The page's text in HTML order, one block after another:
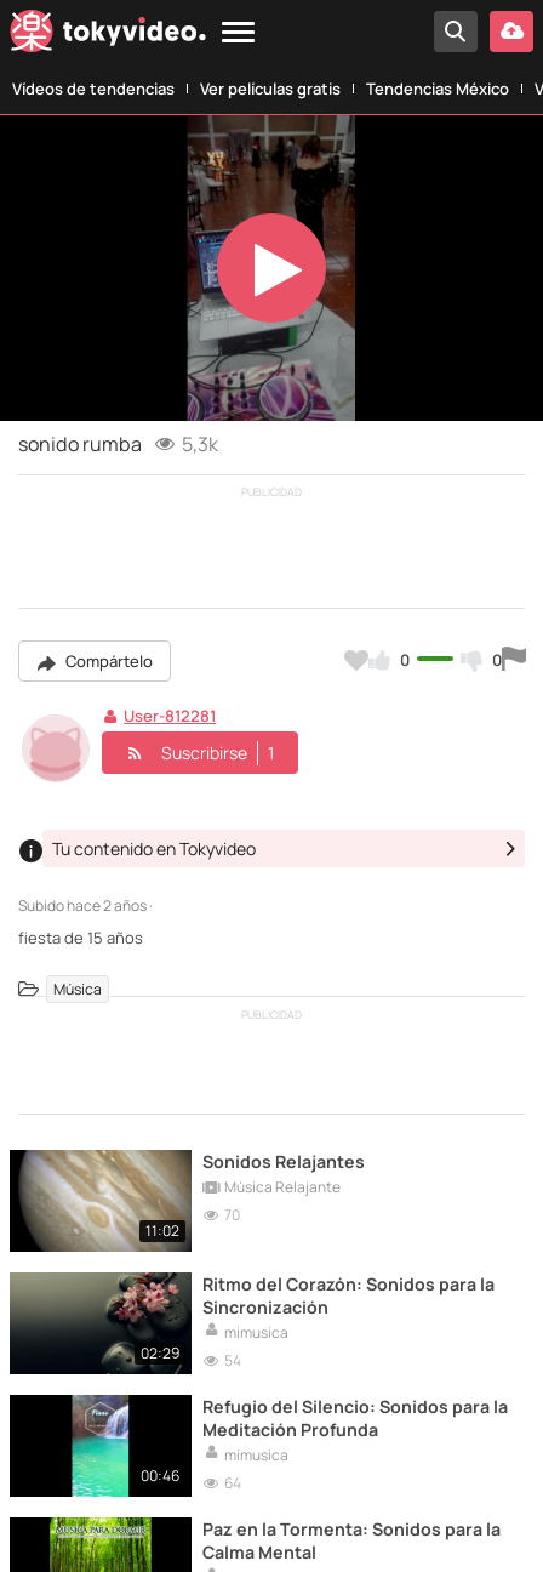
Vídeos de tendencias Ver películas gratis Tendencias México
Play
Video
sonido rumba 5,3k
PUBLICIDAD
Compártelo 0 0
User-812281
Suscribirse 1
Subidohace 2 años ·
Tu contenido en Tokyvideo
fiesta de 15 años
Música
PUBLICIDAD
11:02
Sonidos Relajantes
Música Relajante
70
02:29
Ritmo del Corazón: Sonidos para la
Sincronización
mimusica
54
00:46
Refugio del Silencio: Sonidos para la
Meditación Profunda
mimusica
64
Paz en la Tormenta: Sonidos para la
Calma Mental